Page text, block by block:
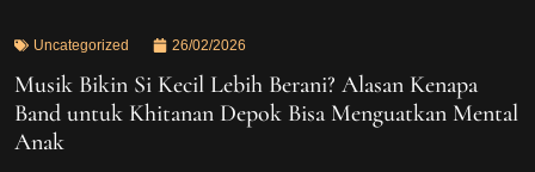
Uncategorized 26/02/2026
Musik Bikin Si Kecil Lebih Berani? Alasan Kenapa
Band untuk Khitanan Depok Bisa Menguatkan Mental
Anak